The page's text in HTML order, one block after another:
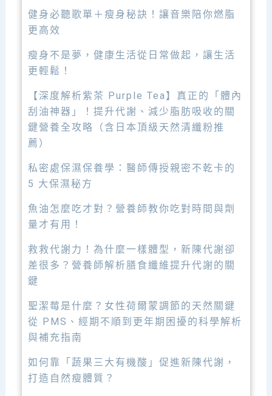
健身必聽歌單＋瘦身秘訣！讓音樂陪你燃脂
更高效
瘦身不是夢，健康生活從日常做起，讓生活
更輕鬆！
【深度解析紫茶 Purple Tea】真正的「體內
刮油神器」！提升代謝、減少脂肪吸收的關
鍵營養全攻略（含日本頂級天然清纖粉推
薦）
私密處保濕保養學：醫師傳授親密不乾卡的
5 大保濕秘方
魚油怎麼吃才對？營養師教你吃對時間與劑
量才有用！
救救代謝力！為什麼一樣體型，新陳代謝卻
差很多？營養師解析膳食纖維提升代謝的關
鍵
聖潔莓是什麼？女性荷爾蒙調節的天然關鍵
從 PMS、經期不順到更年期困擾的科學解析
與補充指南
如何靠「蔬果三大有機酸」促進新陳代謝，
打造自然瘦體質？